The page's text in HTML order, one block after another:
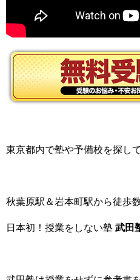
東京都内で塾や予備校を探し
秋葉原駅＆岩本町駅から徒歩
日本初！授業をしない塾 武田